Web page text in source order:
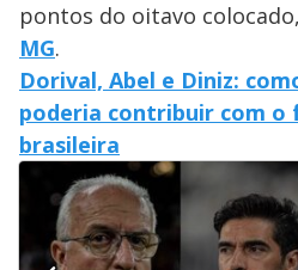
pontos do oitavo
MG.
Dorival, Abel e Diniz:
poderia contribuir com o
brasileira